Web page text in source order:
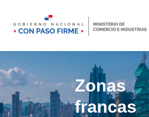
Zonas
francas